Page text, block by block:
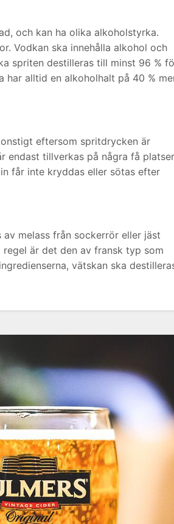
och kan ha olika alkoholstyrka.
Vodkan ska innehålla alkohol och
spriten destilleras till minst 96 %
har alltid en alkoholhalt på 40 %
eftersom spritdrycken är
endast tillverkas på några få
får inte kryddas eller sötas efter
melass från sockerrör eller jäst
är det den av fransk typ som
vätskan ska